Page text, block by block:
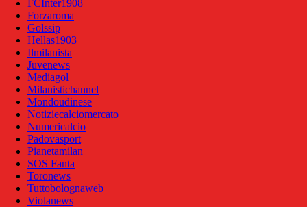
FCInter1908
Forzaroma
Golssip
Hellas1903
Ilmilanista
Juvenews
Mediagol
Milanistichannel
Mondoudinese
Notiziecalciomercato
Numericalcio
Padovasport
Pianetamilan
SOS Fanta
Toronews
Tuttobolognaweb
Violanews